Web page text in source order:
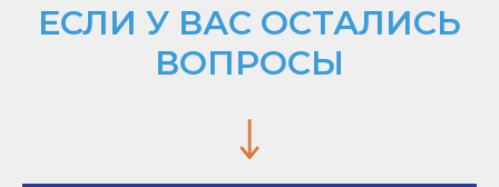
ЕСЛИ У ВАС ОСТАЛИСЬ
ВОПРОСЫ